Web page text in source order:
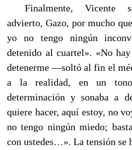
Finalmente, Vicente
advierto, Gazo, por mucho
yo no tengo ningún
detenido al cuartel». «No
detenerme —soltó al fin el
a la realidad, en un
determinación y sonaba a
quiere hacer, aquí estoy, no
no tengo ningún miedo;
con ustedes…». La tensión se